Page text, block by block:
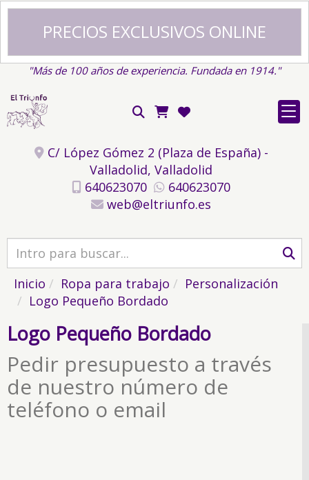
PRECIOS EXCLUSIVOS ONLINE
"Más de 100 años de experiencia. Fundada en 1914."
C/ López Gómez 2 (Plaza de España) -
Valladolid, Valladolid
640623070
640623070
web
eltriunfo.es
Inicio Ropa para trabajo
Personalización
Logo Pequeño Bordado
Logo Pequeño Bordado
Pedir presupuesto a través
de nuestro número de
teléfono o email